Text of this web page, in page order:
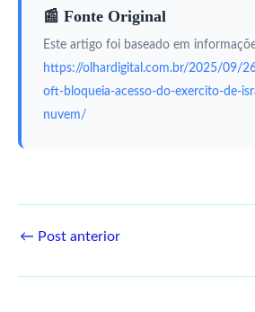
📰 Fonte Original
Este artigo foi baseado em
https://olhardigital.com.br/2025/09/
oft-bloqueia-acesso-do-exercito-de-
nuvem/
← Post anterior